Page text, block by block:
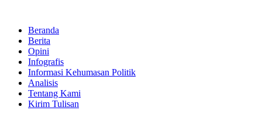
Beranda
Berita
Opini
Infografis
Informasi Kehumasan Politik
Analisis
Tentang Kami
Kirim Tulisan